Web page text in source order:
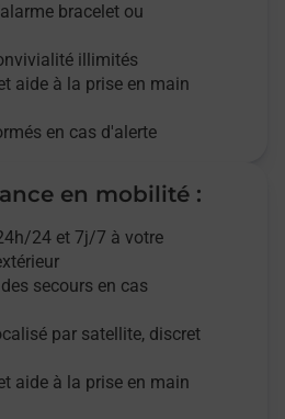
bracelet ou
illimités
aide à la prise en main
en cas d'alerte
en mobilité :
24 et 7j/7 à votre
secours en cas
par satellite, discret
aide à la prise en main